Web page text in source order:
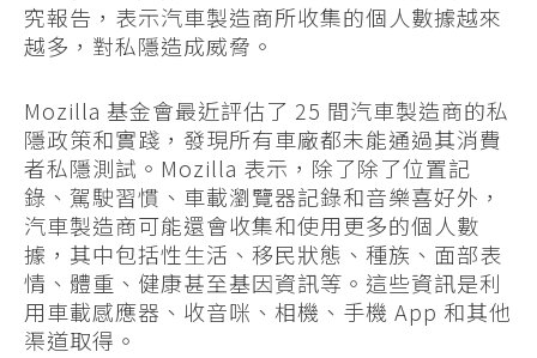
究報告，表示汽車製造商所收集的個人數據越來
越多，對私隱造成威脅。
Mozilla 基金會最近評估了 25 間汽車製造商的私
隱政策和實踐，發現所有車廠都未能通過其消費
者私隱測試。Mozilla 表示，除了除了位置記
錄、駕駛習慣、車載瀏覽器記錄和音樂喜好外，
汽車製造商可能還會收集和使用更多的個人數
據，其中包括性生活、移民狀態、種族、面部表
情、體重、健康甚至基因資訊等。這些資訊是利
用車載感應器、收音咪、相機、手機 App 和其他
渠道取得。